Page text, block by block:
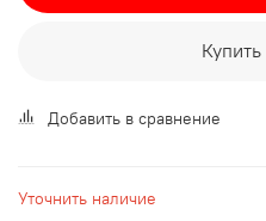
Купить
Добавить в сравнение
Уточнить наличие